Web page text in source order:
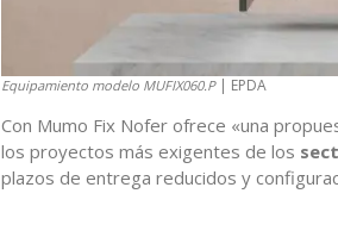
Equipamiento modelo MUFIX060.P | EPDA
Con Mumo Fix Nofer ofrece «una
los proyectos más exigentes de los
plazos de entrega reducidos y